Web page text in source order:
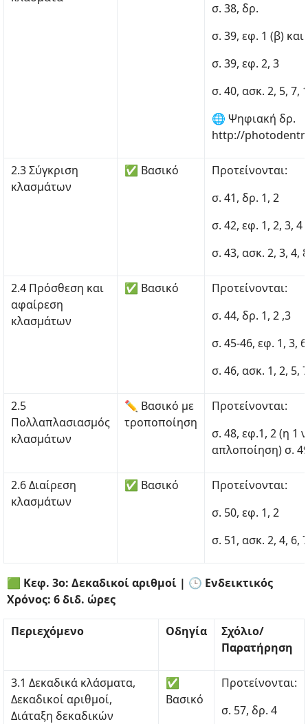
σ. 38, δρ.
σ. 39, εφ. 1 (β) και
σ. 39, εφ. 2, 3
σ. 40, ασκ. 2, 5, 7,
🌐 Ψηφιακή δρ.
http://
2.3 Σύγκριση
κλασμάτων
✅ Βασικό
Προτείνονται:
σ. 41, δρ. 1, 2
σ. 42, εφ. 1, 2, 3, 4
σ. 43, ασκ. 2, 3, 4,
2.4 Πρόσθεση και
αφαίρεση
κλασμάτων
✅ Βασικό
Προτείνονται:
σ. 44, δρ. 1, 2 ,3
σ. 45-46, εφ. 1, 3, 6
σ. 46, ασκ. 1, 2, 5,
2.5
Πολλαπλασιασμός
κλασμάτων
✏ Βασικό με
τροποποίηση
Προτείνονται:
σ. 48, εφ.1, 2 (η 1
απλοποίηση) σ.
2.6 Διαίρεση
κλασμάτων
✅ Βασικό
Προτείνονται:
σ. 50, εφ. 1, 2
σ. 51, ασκ. 2, 4, 6,
🟩 Κεφ. 3ο: Δεκαδικοί αριθμοί | 🕒 Ενδεικτικός
Χρόνος: 6 διδ. ώρες
Περιεχόμενο Οδηγία
Σχόλιο/
Παρατήρηση
3.1 Δεκαδικά κλάσματα,
Δεκαδικοί αριθμοί,
Διάταξη δεκαδικών
✅
Βασικό
Προτείνονται:
σ. 57, δρ. 4